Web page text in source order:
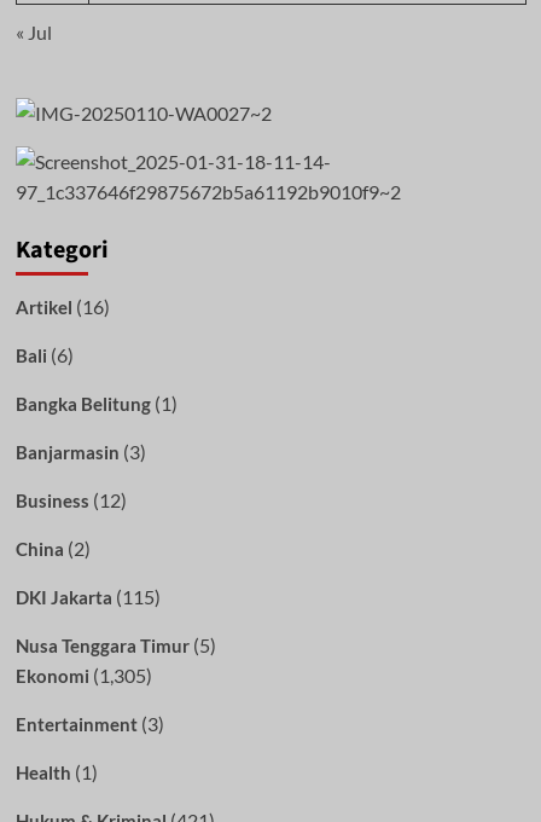
« Jul
Kategori
Artikel (16)
Bali (6)
Bangka Belitung(1)
Banjarmasin (3)
Business (12)
China (2)
DKI Jakarta (115)
Nusa Tenggara Timur(5)
Ekonomi (1,305)
Entertainment(3)
Health (1)